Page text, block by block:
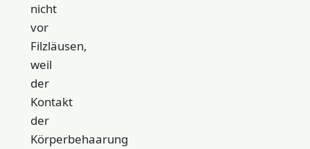
nicht
vor
Filzläusen,
weil
der
Kontakt
der
Körperbehaarung